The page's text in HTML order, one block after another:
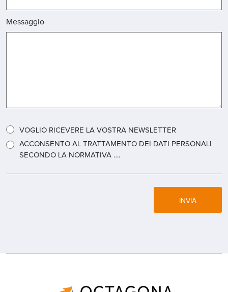
Messaggio
VOGLIO RICEVERE LA VOSTRA NEWSLETTER
ACCONSENTO AL TRATTAMENTO DEI DATI PERSONALI
SECONDO LA NORMATIVA ….
INVIA